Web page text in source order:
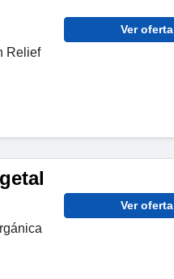
Relief
Ver oferta
Ver oferta